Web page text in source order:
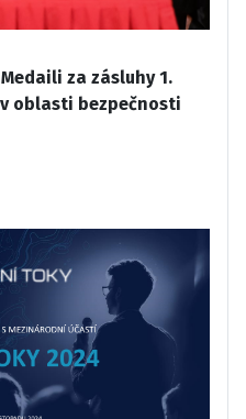
za zásluhy 1.
oblasti bezpečnosti